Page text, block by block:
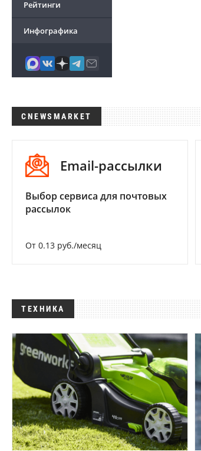
Рейтинги
Инфографика
CNEWSMARKET
Email-рассылки
Выбор сервиса для почтовых
рассылок
От 0.13 руб./месяц
ТЕХНИКА